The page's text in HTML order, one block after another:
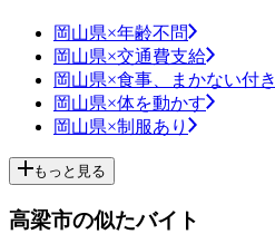
岡山県×年齢不問
岡山県×交通費支給
岡山県×食事、まかない付き
岡山県×体を動かす
岡山県×制服あり
もっと見る
高梁市の似たバイト